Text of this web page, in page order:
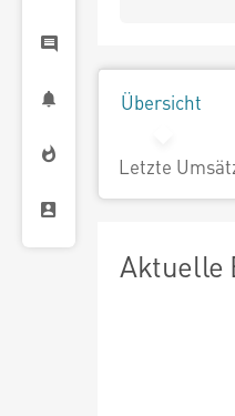
Übersicht
Letzte
Aktuelle